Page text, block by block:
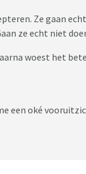
Ze gaan
ze echt niet
woest het
een oké